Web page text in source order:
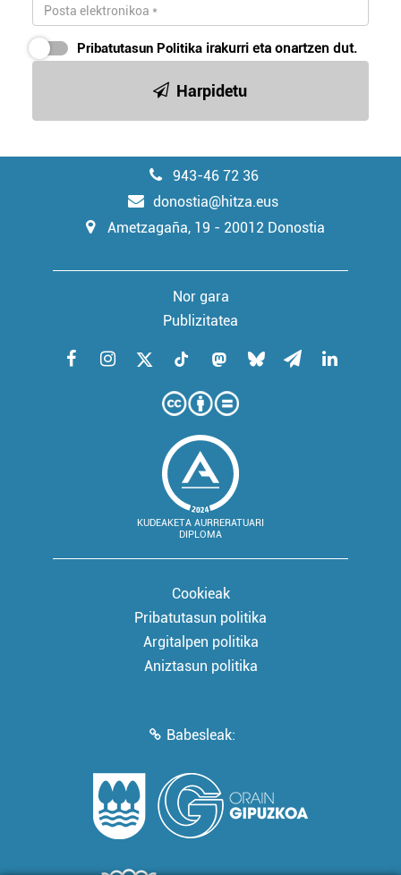
Pribatutasun Politika irakurri eta onartzen dut.
Harpidetu
943-46 72 36
donostia@hitza.eus
Ametzagaña, 19 - 20012 Donostia
Nor gara
Publizitatea
KUDEAKETA AURRERATUARI
DIPLOMA
Cookieak
Pribatutasun politika
Argitalpen politika
Aniztasun politika
Babesleak: